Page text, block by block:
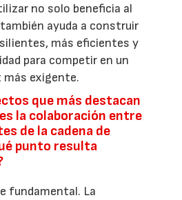
no solo beneficia al
ayuda a construir
más eficientes y
para competir en un
más exigente.
que más destacan
la colaboración entre
de la cadena de
punto resulta
fundamental. La